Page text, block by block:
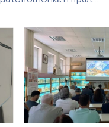
μελέτης Sightspire
ωχράς υγρού
θεραπεία για
ωχράς, […]